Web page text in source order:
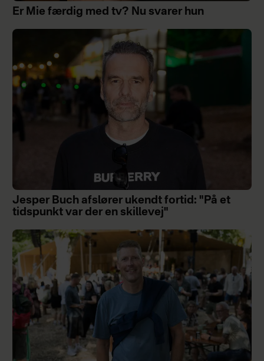
Er Mie færdig med tv? Nu svarer hun
Jesper Buch afslører ukendt fortid: "På et
tidspunkt var der en skillevej"